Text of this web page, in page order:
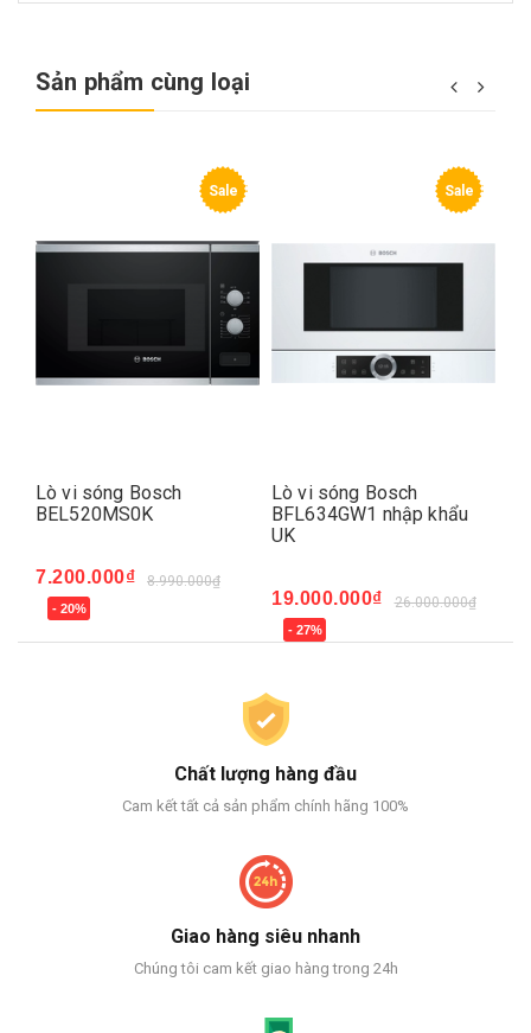
Sản phẩm cùng loại
Sale
Lò vi sóng Bosch
BEL520MS0K
7.200.000₫ 8.990.000₫
- 20%
Sale
Lò vi sóng Bosch
BFL634GW1 nhập khẩu
UK
19.000.000₫ 26.000.000₫
- 27%
Chất lượng hàng đầu
Cam kết tất cả sản phẩm chính hãng 100%
Giao hàng siêu nhanh
Chúng tôi cam kết giao hàng trong 24h